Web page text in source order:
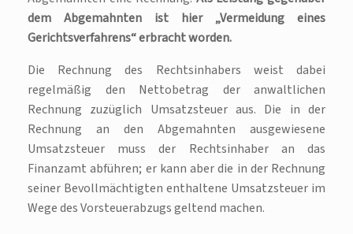
dem Abgemahnten ist hier „Vermeidung eines
Gerichtsverfahrens“ erbracht worden.
Die Rechnung des Rechtsinhabers weist dabei
regelmäßig den Nettobetrag der anwaltlichen
Rechnung zuzüglich Umsatzsteuer aus. Die in der
Rechnung an den Abgemahnten ausgewiesene
Umsatzsteuer muss der Rechtsinhaber an das
Finanzamt abführen; er kann aber die in der Rechnung
seiner Bevollmächtigten enthaltene Umsatzsteuer im
Wege des Vorsteuerabzugs geltend machen.